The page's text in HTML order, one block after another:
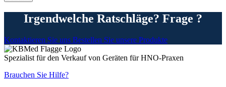
Irgendwelche Ratschläge? Frage ?
Kontaktieren Sie uns Bestellen Sie unsere Produkte
Spezialist für den Verkauf von Geräten für HNO-Praxen
Brauchen Sie Hilfe?